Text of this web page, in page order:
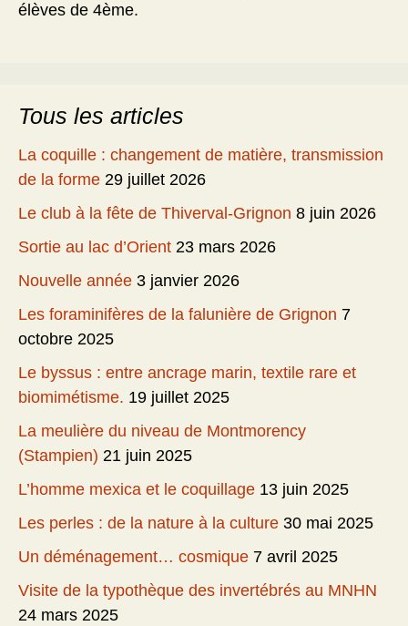
élèves de 4ème.
Tous les articles
La coquille : changement de matière, transmission
de la forme 29 juillet 2026
Le club à la fête de Thiverval-Grignon 8 juin 2026
Sortie au lac d’Orient 23 mars 2026
Nouvelle année 3 janvier 2026
Les foraminifères de la falunière de Grignon 7
octobre 2025
Le byssus : entre ancrage marin, textile rare et
biomimétisme. 19 juillet 2025
La meulière du niveau de Montmorency
(Stampien) 21 juin 2025
L’homme mexica et le coquillage 13 juin 2025
Les perles : de la nature à la culture 30 mai 2025
Un déménagement… cosmique 7 avril 2025
Visite de la typothèque des invertébrés au MNHN
24 mars 2025